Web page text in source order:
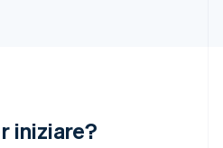
iniziare?